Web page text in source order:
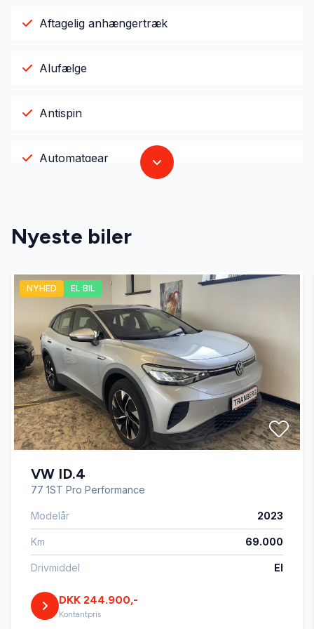
Aftagelig anhængertræk
Alufælge
Antispin
Automatgear
Bluetooth
DAB+ radio
Digitalt cockpit
El-ruder x4
El-spejle med varme
Fuld LED forlygter
Fuldautomatisk klimaanlæg
Højdejusterbart førersæde
Isofix
Nyeste biler
NYHED EL BIL
VW ID.4
77 1ST Pro Performance
Modelår 2023
Km 69.000
Drivmiddel El
DKK 244.900,-
Kontantpris